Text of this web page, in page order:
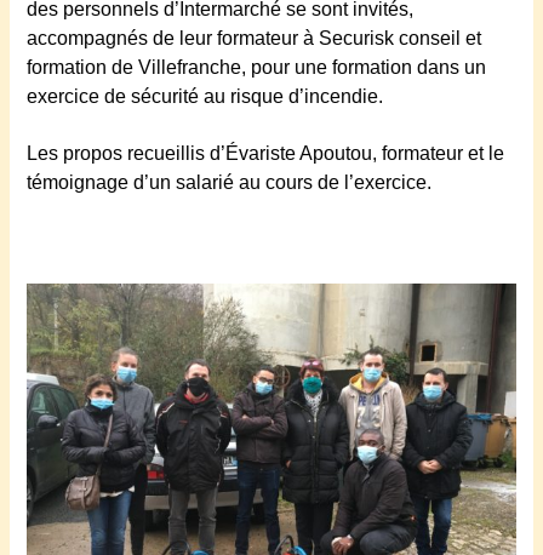
des personnels d’Intermarché se sont invités,
accompagnés de leur formateur à Securisk conseil et
formation de Villefranche, pour une formation dans un
exercice de sécurité au risque d’incendie.
Les propos recueillis d’Évariste Apoutou, formateur et le
témoignage d’un salarié au cours de l’exercice.